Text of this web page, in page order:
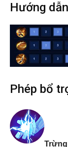
Hướng
Phép bổ